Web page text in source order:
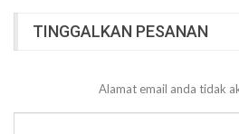
TINGGALKAN PESANAN
Alamat email anda tidak